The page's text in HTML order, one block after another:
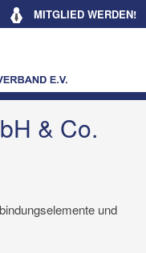
MITGLIED WERDEN!
& Co.
und